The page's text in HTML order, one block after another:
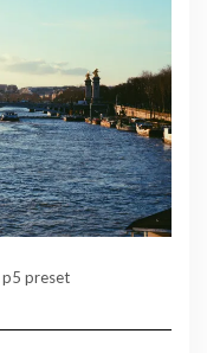
p5 preset